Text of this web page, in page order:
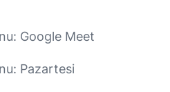
Google Meet
Pazartesi